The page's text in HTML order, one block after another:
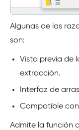
Algunas de las
son:
Vista previa de
extracción.
Interfaz de
Compatible con
Admite la función